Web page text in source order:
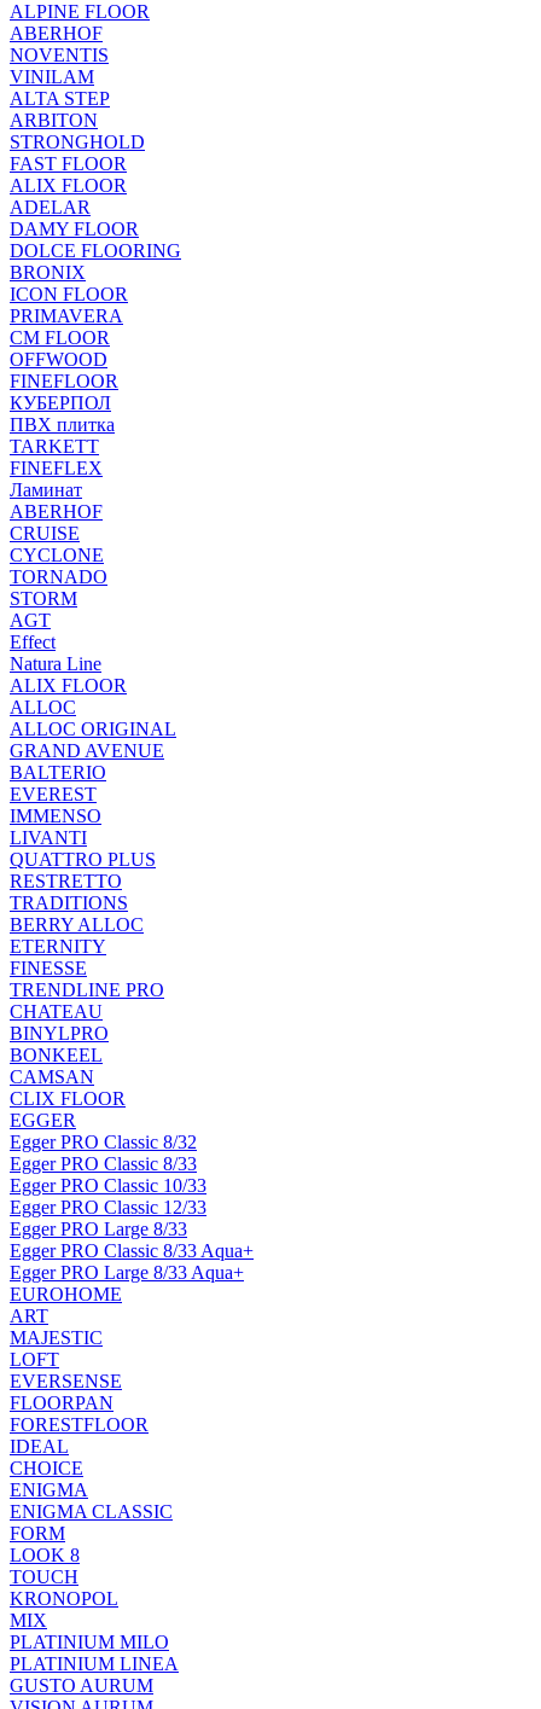
ALPINE FLOOR
ABERHOF
NOVENTIS
VINILAM
ALTA STEP
ARBITON
STRONGHOLD
FAST FLOOR
ALIX FLOOR
ADELAR
DAMY FLOOR
DOLCE FLOORING
BRONIX
ICON FLOOR
PRIMAVERA
CM FLOOR
OFFWOOD
FINEFLOOR
КУБЕРПОЛ
ПВХ плитка
TARKETT
FINEFLEX
Ламинат
ABERHOF
CRUISE
CYCLONE
TORNADO
STORM
AGT
Effect
Natura Line
ALIX FLOOR
ALLOC
ALLOC ORIGINAL
GRAND AVENUE
BALTERIO
EVEREST
IMMENSO
LIVANTI
QUATTRO PLUS
RESTRETTO
TRADITIONS
BERRY ALLOC
ETERNITY
FINESSE
TRENDLINE PRO
CHATEAU
BINYLPRO
BONKEEL
CAMSAN
CLIX FLOOR
EGGER
Egger PRO Classic 8/32
Egger PRO Classic 8/33
Egger PRO Classic 10/33
Egger PRO Classic 12/33
Egger PRO Large 8/33
Egger PRO Classic 8/33 Aqua+
Egger PRO Large 8/33 Aqua+
EUROHOME
ART
MAJESTIC
LOFT
EVERSENSE
FLOORPAN
FORESTFLOOR
IDEAL
CHOICE
ENIGMA
ENIGMA CLASSIC
FORM
LOOK 8
TOUCH
KRONOPOL
MIX
PLATINIUM MILO
PLATINIUM LINEA
GUSTO AURUM